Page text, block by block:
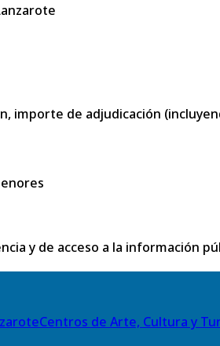
importe de adjudicación
y de acceso a la información
Centros de Arte, Cultura y